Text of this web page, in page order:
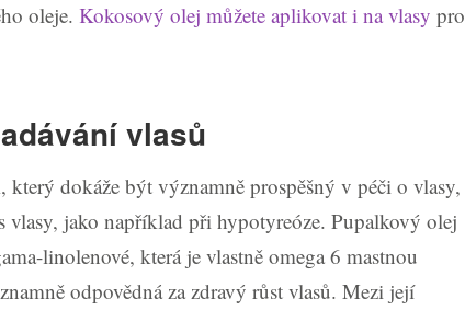
oleje. Kokosový olej můžete aplikovat i na vlasy pro
vlasů
dokáže být významně prospěšný v péči o vlasy,
jako například při hypotyreóze. Pupalkový olej
linolenové, která je vlastně omega 6 mastnou
odpovědná za zdravý růst vlasů. Mezi její